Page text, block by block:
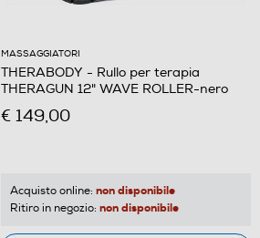
MASSAGGIATORI
THERABODY - Rullo per terapia
THERAGUN 12" WAVE ROLLER-nero
€ 149,00
Acquisto online: non disponibile
Ritiro in negozio: non disponibile